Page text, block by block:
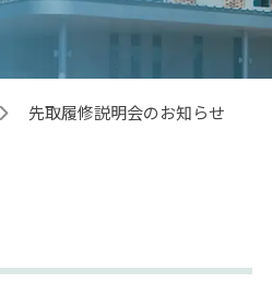
先取履修説明会のお知らせ